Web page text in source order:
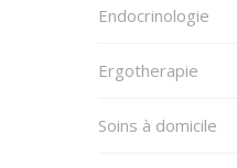
Endocrinologie
Ergotherapie
Soins à domicile